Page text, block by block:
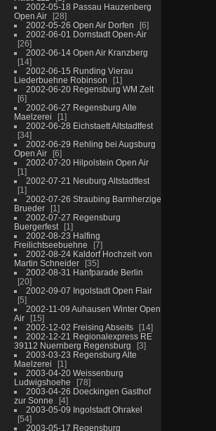
2002-05-18 Passau Hauzenberg
Open Air
28
2002-05-26 Open Air Dorfen
6
2002-06-01 Dornstadt Open-Air
26
2002-06-14 Open Air Kranzberg
14
2002-06-15 Runding Vierau
Liederbuehne Robinson
1
2002-06-20 Regensburg WM Zelt
6
2002-06-27 Regensburg Alte
Maelzerei
1
2002-06-28 Eichstaett Altstadtfest
34
2002-06-29 Rehling bei Augsburg
Open Air
6
2002-07-20 Hilpolstein Open Air
1
2002-07-21 Neuburg Altstadtfest
1
2002-07-26 Straubing Barmherzige
Brueder
1
2002-07-27 Regensburg
Buergerfest
1
2002-08-23 Halfing
Freilichtseebuehne
7
2002-08-24 Kaldorf Hochzeit von
Martin Schneider
35
2002-08-31 Hanfparade Berlin
20
2002-09-07 Ingolstadt Open Flair
5
2002-11-09 Auhausen Winter Open
Air
15
2002-12-02 Freising Abseits
14
2002-12-21 Regionalexpress RE
39112 Nuernberg Regensburg
3
2003-03-23 Regensburg Alte
Maelzerei
1
2003-04-20 Weissenburg
Ludwigshoehe
78
2003-04-26 Doeckingen Gasthof
zur Sonne
4
2003-05-09 Ingolstadt Ohrakel
54
2003-05-17 Regensburg